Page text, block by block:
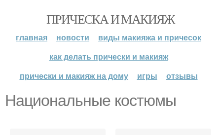
ПРИЧЕСКА И МАКИЯЖ
главная новости
виды макияжа и причесок
как делать прически и макияж
прически и макияж на дому
игры отзывы
Национальные костюмы